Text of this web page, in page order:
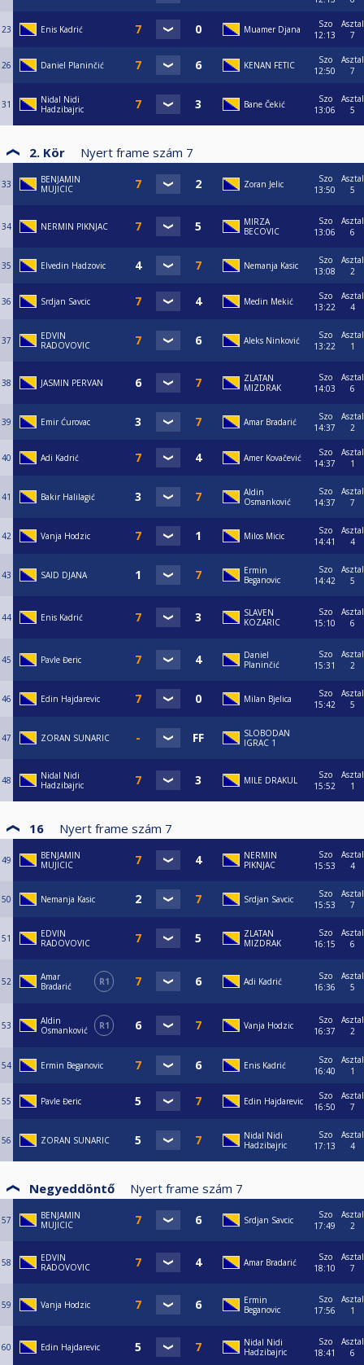
23 Enis Kadrić Muamer Djana
Szo
12:13
Asztal
7
26 Daniel Planinčić KENAN FETIC
Szo
12:50
Asztal
7
31
Nidal Nidi
Hadzibajric
Bane Čekić
Szo
13:06
Asztal
5
2. Kör Nyert frame szám 7
33
BENJAMIN
MUJICIC
Zoran Jelic
Szo
13:50
Asztal
5
34 NERMIN PIKNJAC
MIRZA
BECOVIC
Szo
13:06
Asztal
6
35 Elvedin Hadzovic Nemanja Kasic
Szo
13:08
Asztal
2
36 Srdjan Savcic Medin Mekić
Szo
13:22
Asztal
4
37
EDVIN
RADOVOVIC
Aleks Ninković
Szo
13:22
Asztal
1
38 JASMIN PERVAN
ZLATAN
MIZDRAK
Szo
14:03
Asztal
6
39 Emir Ćurovac Amar Bradarić
Szo
14:37
Asztal
2
40 Adi Kadrić Amer Kovačević
Szo
14:37
Asztal
1
41 Bakir Halilagić
Aldin
Osmanković
Szo
14:37
Asztal
7
42 Vanja Hodzic Milos Micic
Szo
14:41
Asztal
4
43 SAID DJANA
Ermin
Beganovic
Szo
14:42
Asztal
5
44 Enis Kadrić
SLAVEN
KOZARIC
Szo
15:10
Asztal
6
45 Pavle Đeric
Daniel
Planinčić
Szo
15:31
Asztal
2
46 Edin Hajdarevic Milan Bjelica
Szo
15:42
Asztal
5
47 ZORAN SUNARIC
SLOBODAN
IGRAC 1
48
Nidal Nidi
Hadzibajric
MILE DRAKUL
Szo
15:52
Asztal
1
16 Nyert frame szám 7
49
BENJAMIN
MUJICIC
NERMIN
PIKNJAC
Szo
15:53
Asztal
4
50 Nemanja Kasic Srdjan Savcic
Szo
15:53
Asztal
7
51
EDVIN
RADOVOVIC
ZLATAN
MIZDRAK
Szo
16:15
Asztal
6
52
Amar
Bradarić
R1 Adi Kadrić
Szo
16:36
Asztal
5
53
Aldin
Osmanković
R1 Vanja Hodzic
Szo
16:37
Asztal
2
54 Ermin Beganovic Enis Kadrić
Szo
16:40
Asztal
1
55 Pavle Đeric Edin Hajdarevic
Szo
16:50
Asztal
7
56 ZORAN SUNARIC
Nidal Nidi
Hadzibajric
Szo
17:13
Asztal
4
Negyeddöntő Nyert frame szám 7
57
BENJAMIN
MUJICIC
Srdjan Savcic
Szo
17:49
Asztal
2
58
EDVIN
RADOVOVIC
Amar Bradarić
Szo
18:10
Asztal
7
59 Vanja Hodzic
Ermin
Beganovic
Szo
17:56
Asztal
1
60 Edin Hajdarevic
Nidal Nidi
Hadzibajric
Szo
18:41
Asztal
6